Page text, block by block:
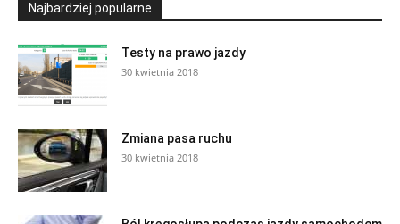
Najbardziej popularne
Testy na prawo jazdy
30 kwietnia 2018
Zmiana pasa ruchu
30 kwietnia 2018